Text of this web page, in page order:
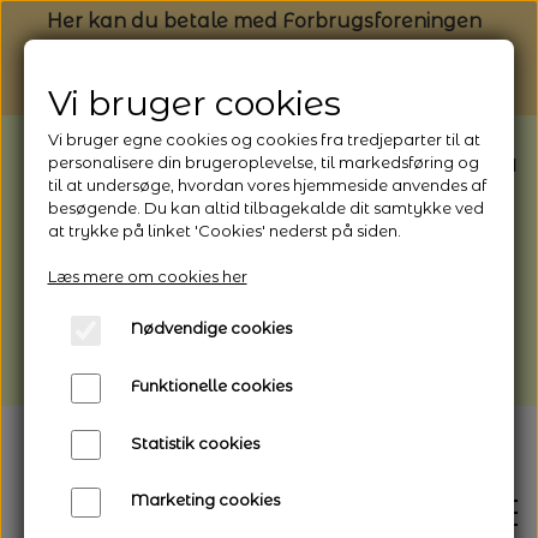
Her kan du betale med Forbrugsforeningen
BEMÆRK: Butikken har ferielukket* fra
1/8 - 9/8 - 2026
*Webshoppen er åben og sender hele
afhentning
Vi gør opmærksom på, at der kan være lidt
længere leveringstid
Vi bruger cookies
Vi bruger egne cookies og cookies fra tredjeparter til at
personalisere din brugeroplevelse, til markedsføring og
til at undersøge, hvordan vores hjemmeside anvendes af
besøgende. Du kan altid tilbagekalde dit samtykke ved
at trykke på linket 'Cookies' nederst på siden.
Læs mere om cookies her
Nødvendige cookies
Funktionelle cookies
Statistik cookies
Marketing cookies